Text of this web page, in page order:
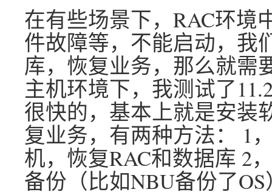
在有些场景下，RAC环境
件故障等，不能启动，我
库，恢复业务，那么就需
主机环境下，我测试了
很快的，基本上就是安装
复业务，有两种方法： 1
机，恢复RAC和数据库 2
备份（比如NBU备份了